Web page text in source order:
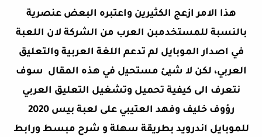
هذا الامر ازعج الكثيرين واعتبره البعض عنصرية
بالنسبة للمستخدمبن العرب ﻣﻦ الشركة لان اللعبة
في اصدار الموبايل لم تدعم اللغة العربية والتعليق
العربي، ﻟﻜﻦ ﻻ ﺷﻴﺊ ﻣﺴﺘﺤﻴل في هذه المقال سوف
نتعرف الى كيفية تحميل وتشغيل التعليق العربي
رؤوف خليف وفهد العتيبي على لعبة بيس 2020
للموبايل اندرويد بطريقة سهلة و شرح مبسط ورابط